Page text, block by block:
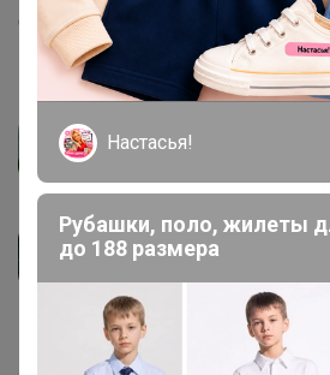
фото в каком виде приходят все
Настасья!
Рубашки, поло, жилеты
до 188 размера